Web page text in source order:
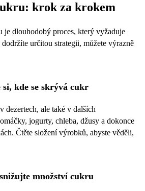
krok za krokem
je dlouhodobý proces, který vyžaduje
určitou strategii, můžete výrazně
kde se skrývá cukr
dezertech, ale také v dalších
jogurty, chleba, džusy a dokonce
Čtěte složení výrobků, abyste věděli,
množství cukru